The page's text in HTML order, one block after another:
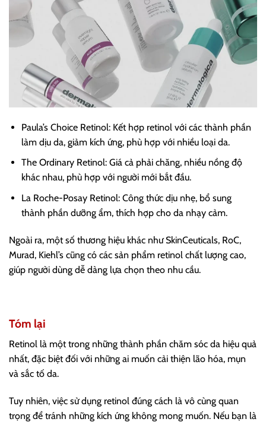
Paula’s Choice Retinol: Kết hợp retinol với các thành phần
làm dịu da, giảm kích ứng, phù hợp với nhiều loại da.
The Ordinary Retinol: Giá cả phải chăng, nhiều nồng độ
khác nhau, phù hợp với người mới bắt đầu.
La Roche-Posay Retinol: Công thức dịu nhẹ, bổ sung
thành phần dưỡng ẩm, thích hợp cho da nhạy cảm.
Ngoài ra, một số thương hiệu khác như SkinCeuticals, RoC,
Murad, Kiehl’s cũng có các sản phẩm retinol chất lượng cao,
giúp người dùng dễ dàng lựa chọn theo nhu cầu.
Tóm lại
Retinol là một trong những thành phần chăm sóc da hiệu quả
nhất, đặc biệt đối với những ai muốn cải thiện lão hóa, mụn
và sắc tố da.
Tuy nhiên, việc sử dụng retinol đúng cách là vô cùng quan
trọng để tránh những kích ứng không mong muốn. Nếu bạn là